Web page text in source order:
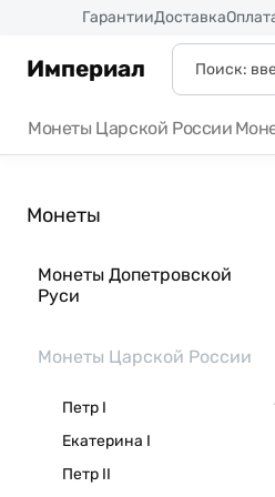
ГарантииДоставка
Империал
Монеты Царской России
Монеты
Монеты Допетровской
Руси
Монеты Царской России
Петр I
Екатерина I
Петр II